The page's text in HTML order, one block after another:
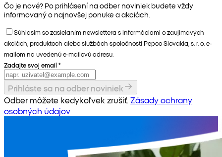
Čo je nové? Po prihlásení na odber noviniek budete vždy
informovaný o najnovšej ponuke a akciách.
Súhlasím so zasielaním newslettera s informáciami o zaujímavých
akciách, produktoch alebo službách spoločnosti Pepco Slovakia, s. r. o. e-
mailom na uvedenú e-mailovú adresu.
Zadajte svoj email *
Prihláste sa na odber noviniek
Odber môžete kedykoľvek zrušiť. Zásady ochrany
osobných údajov